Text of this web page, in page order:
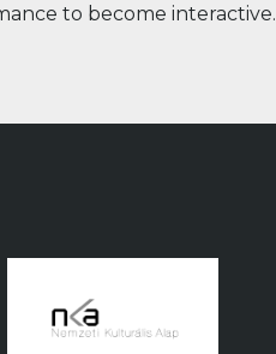
to become interactive.